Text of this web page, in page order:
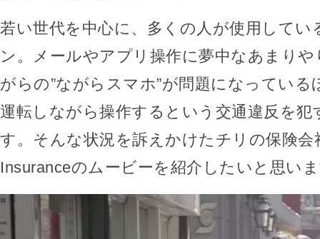
若い世代を中心に、多くの人が使用してい
ン。メールやアプリ操作に夢中なあまり
がらの”ながらスマホ”が問題になっている
運転しながら操作するという交通違反を犯
す。そんな状況を訴えかけたチリの保険会
Insuranceのムービーを紹介したいと思い